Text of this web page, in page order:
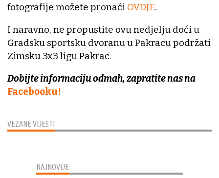
VEZANE VIJESTI
fotografije možete pronaći OVDJE.
I naravno, ne propustite ovu nedjelju doći u
Gradsku sportsku dvoranu u Pakracu podržati
Zimsku 3x3 ligu Pakrac.
Dobijte informaciju odmah, zapratite nas na
Facebooku!
NAJNOVIJE